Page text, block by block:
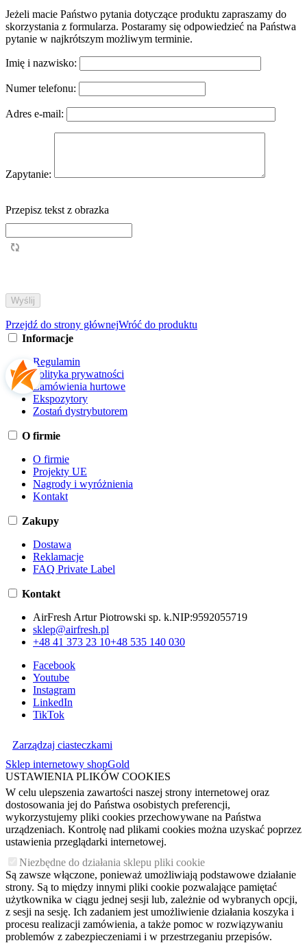
Jeżeli macie Państwo pytania dotyczące produktu zapraszamy do
skorzystania z formularza. Postaramy się odpowiedzieć na Państwa
pytanie w najkrótszym możliwym terminie.
Imię i nazwisko:
Numer telefonu:
Adres e-mail:
Zapytanie:
Przepisz tekst z obrazka
Przejdź do strony głównejWróć do produktu
Informacje
Regulamin
Polityka prywatności
Zamówienia hurtowe
Ekspozytory
Zostań dystrybutorem
O firmie
O firmie
Projekty UE
Nagrody i wyróżnienia
Kontakt
Zakupy
Dostawa
Reklamacje
FAQ Private Label
Kontakt
AirFresh Artur Piotrowski sp. k.NIP:9592055719
sklep@airfresh.pl
+48 41 373 23 10+48 535 140 030
Facebook
Youtube
Instagram
LinkedIn
TikTok
Zarządzaj ciasteczkami
Sklep internetowy shopGold
USTAWIENIA PLIKÓW COOKIES
W celu ulepszenia zawartości naszej strony internetowej oraz
dostosowania jej do Państwa osobistych preferencji,
wykorzystujemy pliki cookies przechowywane na Państwa
urządzeniach. Kontrolę nad plikami cookies można uzyskać poprzez
ustawienia przeglądarki internetowej.
Niezbędne do działania sklepu pliki cookie
Są zawsze włączone, ponieważ umożliwiają podstawowe działanie
strony. Są to między innymi pliki cookie pozwalające pamiętać
użytkownika w ciągu jednej sesji lub, zależnie od wybranych opcji,
z sesji na sesję. Ich zadaniem jest umożliwienie działania koszyka i
procesu realizacji zamówienia, a także pomoc w rozwiązywaniu
problemów z zabezpieczeniami i w przestrzeganiu przepisów.